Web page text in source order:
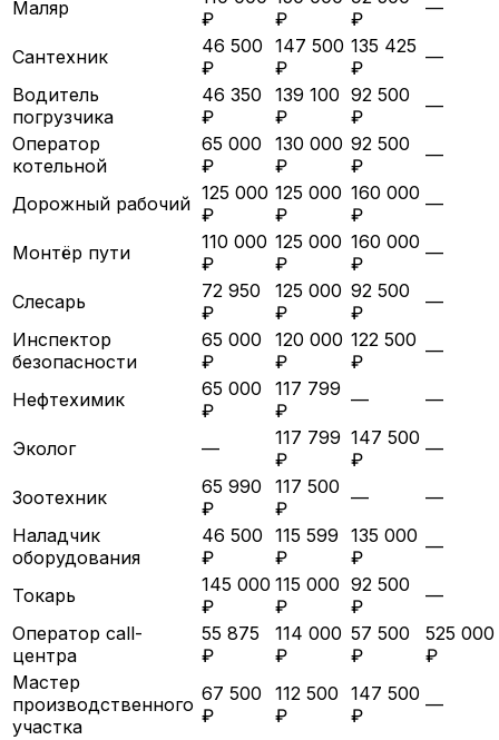
Маляр
₽
₽
₽
—
Сантехник
46 500
₽
147 500
₽
135 425
₽
—
Водитель
погрузчика
46 350
₽
139 100
₽
92 500
₽
—
Оператор
котельной
65 000
₽
130 000
₽
92 500
₽
—
Дорожный рабочий 125 000
₽
125 000
₽
160 000
₽
—
Монтёр пути
110 000
₽
125 000
₽
160 000
₽
—
Слесарь
72 950
₽
125 000
₽
92 500
₽
—
Инспектор
безопасности
65 000
₽
120 000
₽
122 500
₽
—
Нефтехимик
65 000
₽
117 799
₽
— —
Эколог —
117 799
₽
147 500
₽
—
Зоотехник
65 990
₽
117 500
₽
—
—
Наладчик
оборудования
46 500
₽
115 599
₽
135 000
₽
—
Токарь
145 000
₽
115 000
₽
92 500
₽
—
Оператор call-
центра
55 875
₽
114 000
₽
57 500
₽
525 000
₽
Мастер
производственного
участка
67 500
₽
112 500
₽
147 500
₽
—